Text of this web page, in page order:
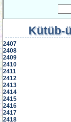
Kütüb-
2407
2408
2409
2410
2411
2412
2413
2414
2415
2416
2417
2418